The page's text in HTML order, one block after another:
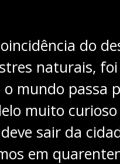
do
naturais,
o mundo passa
muito
sair da
em